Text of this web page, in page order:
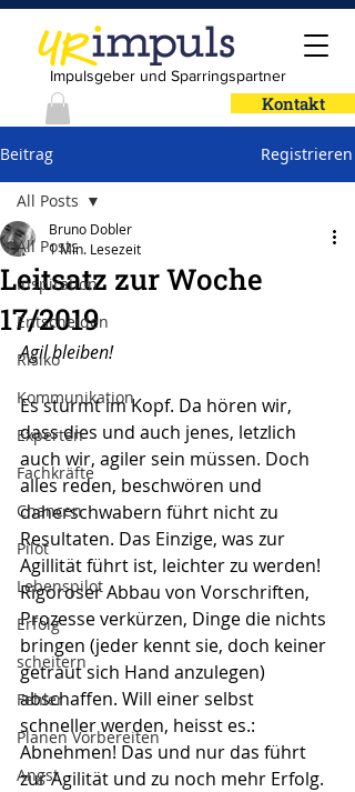
Impulsgeber und Sparringspartner
Kontakt
Beitrag Registrieren
All Posts
Inspiration
Entscheiden
Risiko
Kommunikation
Experten
Fachkräfte
Chancen
Pilot
Lebenspilot
Erfolg
scheitern
Fehler
Planen Vorbereiten
Angst
All Posts
Leitsatz zur Woche
17/2019
Bruno Dobler
1 Min. Lesezeit
Agil bleiben!
Es stürmt im Kopf. Da hören wir,
dass dies und auch jenes, letzlich
auch wir, agiler sein müssen. Doch
alles reden, beschwören und
daherschwabern führt nicht zu
Resultaten. Das Einzige, was zur
Agillität führt ist, leichter zu werden!
Rigoroser Abbau von Vorschriften,
Prozesse verkürzen, Dinge die nichts
bringen (jeder kennt sie, doch keiner
getraut sich Hand anzulegen)
abschaffen. Will einer selbst
schneller werden, heisst es.:
Abnehmen! Das und nur das führt
zur Agilität und zu noch mehr Erfolg.